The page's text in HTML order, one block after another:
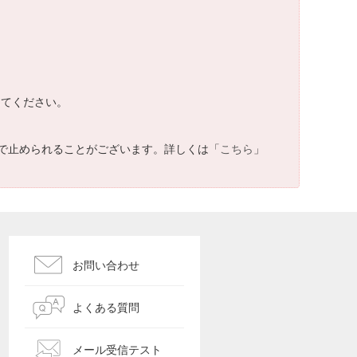
ください。
められることがございます。詳しくは「こちら 」
お問い合わせ
よくある質問
メール受信テスト